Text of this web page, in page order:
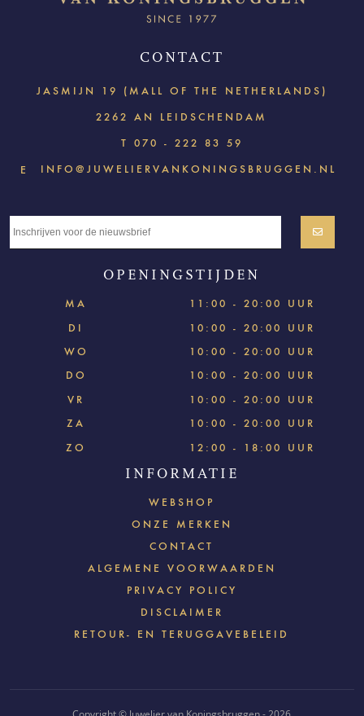
CONTACT
JASMIJN 19 (MALL OF THE NETHERLANDS)
2262 AN LEIDSCHENDAM
T 070 - 222 83 59
E INFO@JUWELIERVANKONINGSBRUGGEN.NL
OPENINGSTIJDEN
MA
11:00 - 20:00 UUR
DI
10:00 - 20:00 UUR
WO
10:00 - 20:00 UUR
DO
10:00 - 20:00 UUR
VR
10:00 - 20:00 UUR
ZA
10:00 - 20:00 UUR
ZO
12:00 - 18:00 UUR
INFORMATIE
WEBSHOP
ONZE MERKEN
CONTACT
ALGEMENE VOORWAARDEN
PRIVACY POLICY
DISCLAIMER
RETOUR- EN TERUGGAVEBELEID